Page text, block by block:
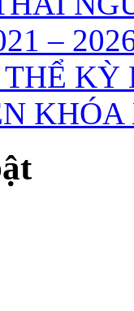
KHÓA